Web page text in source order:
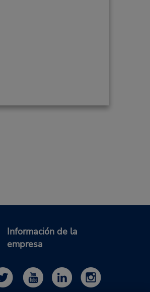
Información de la
empresa